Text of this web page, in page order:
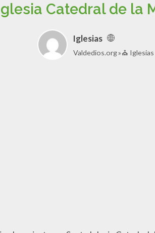
Catedral de la
Iglesias
Valdedios.org ⛪